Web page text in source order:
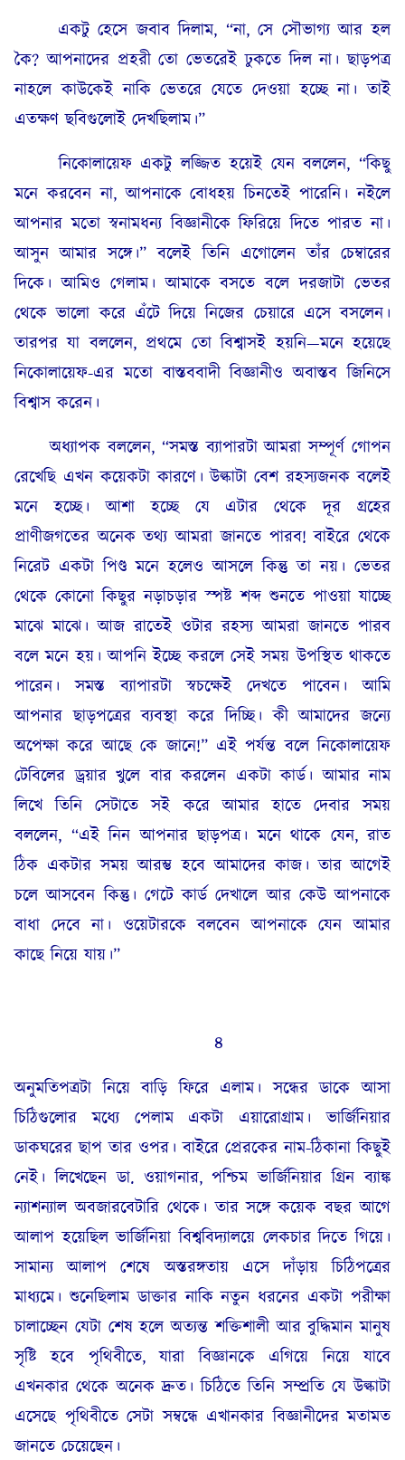
একটু হেসে জবাব দিলাম, “না, সে সৌভাগ্য আর হল
কৈ? আপনাদের প্রহরী তো ভেতরেই ঢুকতে দিল না। ছাড়পত্র
নাহলে কাউকেই নাকি ভেতরে যেতে দেওয়া হচ্ছে না। তাই
এতক্ষণ ছবিগুলোই দেখছিলাম।”
নিকোলায়েফ একটু লজ্জিত হয়েই যেন বললেন, “কিছু
মনে করবেন না, আপনাকে বোধহয় চিনতেই পারেনি। নইলে
আপনার মতো স্বনামধন্য বিজ্ঞানীকে ফিরিয়ে দিতে পারত না।
আসুন আমার সঙ্গে।” বলেই তিনি এগোলেন তাঁর চেম্বারের
দিকে। আমিও গেলাম। আমাকে বসতে বলে দরজাটা ভেতর
থেকে ভালো করে এঁটে দিয়ে নিজের চেয়ারে এসে বসলেন।
তারপর যা বললেন, প্রথমে তো বিশ্বাসই হয়নি—মনে হয়েছে
নিকোলায়েফ-এর মতো বাস্তববাদী বিজ্ঞানীও অবাস্তব জিনিসে
বিশ্বাস করেন।
অধ্যাপক বললেন, “সমস্ত ব্যাপারটা আমরা সম্পূর্ণ গোপন
রেখেছি এখন কয়েকটা কারণে। উল্কাটা বেশ রহস্যজনক বলেই
মনে হচ্ছে। আশা হচ্ছে যে এটার থেকে দূর গ্রহের
প্রাণীজগতের অনেক তথ্য আমরা জানতে পারব! বাইরে থেকে
নিরেট একটা পিণ্ড মনে হলেও আসলে কিন্তু তা নয়। ভেতর
থেকে কোনো কিছুর নড়াচড়ার স্পষ্ট শব্দ শুনতে পাওয়া যাচ্ছে
মাঝে মাঝে। আজ রাতেই ওটার রহস্য আমরা জানতে পারব
বলে মনে হয়। আপনি ইচ্ছে করলে সেই সময় উপস্থিত থাকতে
পারেন। সমস্ত ব্যাপারটা স্বচক্ষেই দেখতে পাবেন। আমি
আপনার ছাড়পত্রের ব্যবস্থা করে দিচ্ছি। কী আমাদের জন্যে
অপেক্ষা করে আছে কে জানে!” এই পর্যন্ত বলে নিকোলায়েফ
টেবিলের ড্রয়ার খুলে বার করলেন একটা কার্ড। আমার নাম
লিখে তিনি সেটাতে সই করে আমার হাতে দেবার সময়
বললেন, “এই নিন আপনার ছাড়পত্র। মনে থাকে যেন, রাত
ঠিক একটার সময় আরম্ভ হবে আমাদের কাজ। তার আগেই
চলে আসবেন কিন্তু। গেটে কার্ড দেখালে আর কেউ আপনাকে
বাধা দেবে না। ওয়েটারকে বলবেন আপনাকে যেন আমার
কাছে নিয়ে যায়।”
৪
অনুমতিপত্রটা নিয়ে বাড়ি ফিরে এলাম। সন্ধের ডাকে আসা
চিঠিগুলোর মধ্যে পেলাম একটা এয়ারোগ্রাম। ভার্জিনিয়ার
ডাকঘরের ছাপ তার ওপর। বাইরে প্রেরকের নাম-ঠিকানা কিছুই
নেই। লিখেছেন ডা. ওয়াগনার, পশ্চিম ভার্জিনিয়ার গ্রিন ব্যাঙ্ক
ন্যাশন্যাল অবজারবেটারি থেকে। তার সঙ্গে কয়েক বছর আগে
আলাপ হয়েছিল ভার্জিনিয়া বিশ্ববিদ্যালয়ে লেকচার দিতে গিয়ে।
সামান্য আলাপ শেষে অস্তরঙ্গতায় এসে দাঁড়ায় চিঠিপত্রের
মাধ্যমে। শুনেছিলাম ডাক্তার নাকি নতুন ধরনের একটা পরীক্ষা
চালাচ্ছেন যেটা শেষ হলে অত্যন্ত শক্তিশালী আর বুদ্ধিমান মানুষ
সৃষ্টি হবে পৃথিবীতে, যারা বিজ্ঞানকে এগিয়ে নিয়ে যাবে
এখনকার থেকে অনেক দ্রুত। চিঠিতে তিনি সম্প্রতি যে উল্কাটা
এসেছে পৃথিবীতে সেটা সম্বন্ধে এখানকার বিজ্ঞানীদের মতামত
জানতে চেয়েছেন।